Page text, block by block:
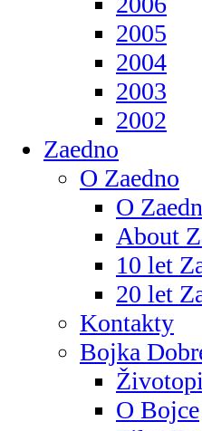
2005
2004
2003
2002
Zaedno
O Zaedno
O
About
10 let
20 let
Kontakty
Bojka
O Bojce